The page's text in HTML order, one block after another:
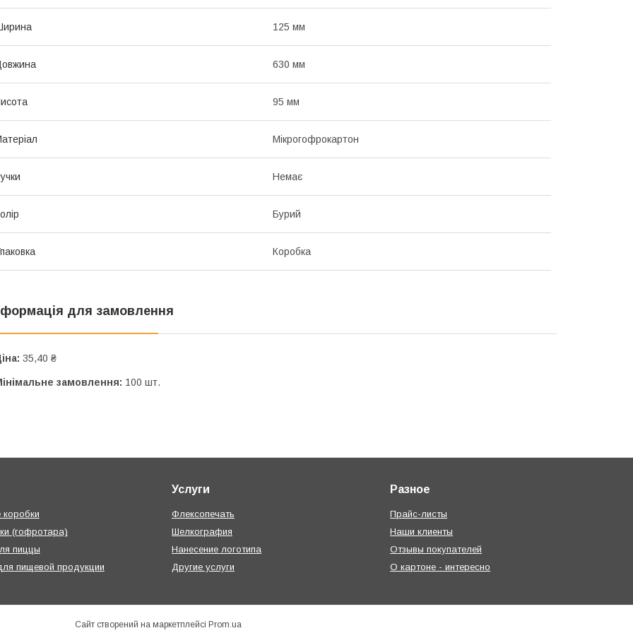
125 мм
630 мм
95 мм
Мікрогофрокартон
Немає
Бурий
Коробка
для замовлення
35,40 ₴
замовлення: 100 шт.
коробки
(гофротара)
пиццы
пищевой продукции
Услуги
Флексопечать
Шелкография
Нанесение логотипа
Другие услуги
Разное
Прайс-листы
Наши клиенты
Отзывы покупателей
О картоне - интересно
Сайт створений на маркетплейсі Prom.ua